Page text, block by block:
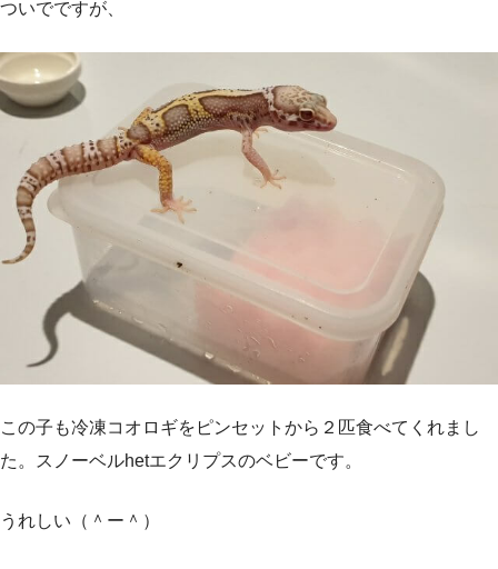
ついでですが、
この子も冷凍コオロギをピンセットから２匹食べてくれまし
た。スノーベルhetエクリプスのベビーです。
うれしい（＾ー＾）